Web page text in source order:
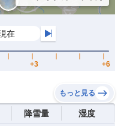
もっと見る
降雪量 湿度